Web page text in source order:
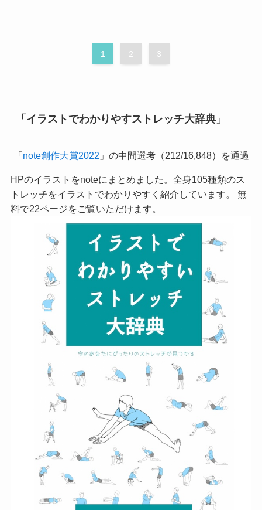
1 2 3
「イラストでわかりやすストレッチ大辞典」
「note創作大賞2022 」の中間選考（212/16,848）を通過
HPのイラストをnoteにまとめました。全身105種類のス
トレッチをイラストでわかりやすく紹介しています。 無
料で22ページをご覧いただけます。